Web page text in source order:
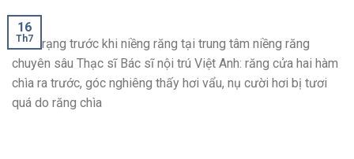
16
Th7
Tình trạng trước khi niềng răng tại trung tâm niềng răng
chuyên sâu Thạc sĩ Bác sĩ nội trú Việt Anh: răng cửa hai hàm
chìa ra trước, góc nghiêng thấy hơi vẩu, nụ cười hơi bị tươi
quá do răng chìa